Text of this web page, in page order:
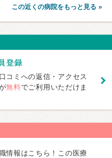
この近くの病院をもっと見る »
コミへの返信・アクセス
無料でご利用いただけま
情報はこちら！この医療